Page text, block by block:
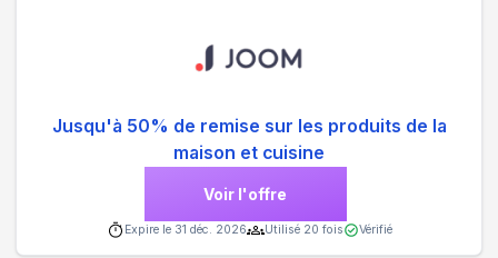
Jusqu'à 50% de remise sur les produits de la
maison et cuisine
Voir l'offre
Expire le 31 déc. 2026 Utilisé 20 fois Vérifié